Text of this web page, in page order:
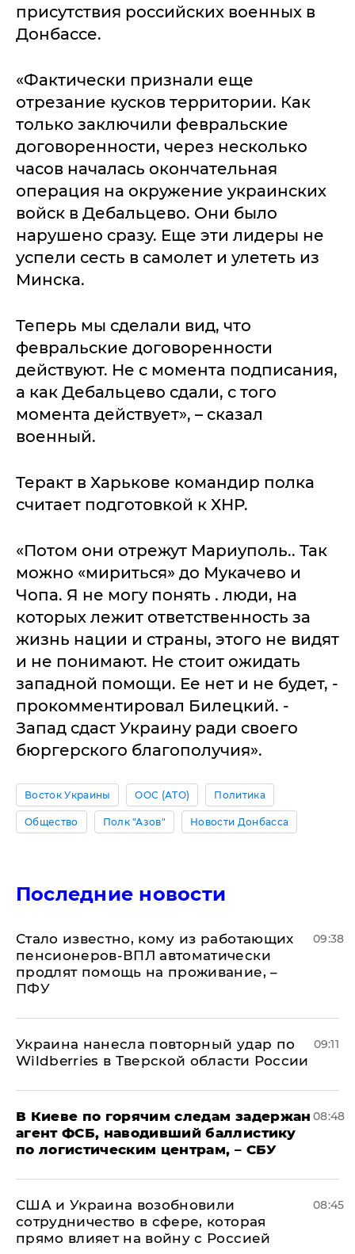
присутствия российских военных в
Донбассе.
«Фактически признали еще
отрезание кусков территории. Как
только заключили февральские
договоренности, через несколько
часов началась окончательная
операция на окружение украинских
войск в Дебальцево. Они было
нарушено сразу. Еще эти лидеры не
успели сесть в самолет и улететь из
Минска.
Теперь мы сделали вид, что
февральские договоренности
действуют. Не с момента подписания,
а как Дебальцево сдали, с того
момента действует», – сказал
военный.
Теракт в Харькове командир полка
считает подготовкой к ХНР.
«Потом они отрежут Мариуполь.. Так
можно «мириться» до Мукачево и
Чопа. Я не могу понять . люди, на
которых лежит ответственность за
жизнь нации и страны, этого не видят
и не понимают. Не стоит ожидать
западной помощи. Ее нет и не будет, -
прокомментировал Билецкий. -
Запад сдаст Украину ради своего
бюргерского благополучия».
Восток Украины ООС (АТО) Политика
Общество Полк "Азов" Новости Донбасса
Последние новости
Стало известно, кому из работающих
пенсионеров-ВПЛ автоматически
продлят помощь на проживание, –
ПФУ
09:38
Украина нанесла повторный удар по
Wildberries в Тверской области России
09:11
В Киеве по горячим следам задержан
агент ФСБ, наводивший баллистику
по логистическим центрам, – СБУ
08:48
США и Украина возобновили
сотрудничество в сфере, которая
прямо влияет на войну с Россией
08:45